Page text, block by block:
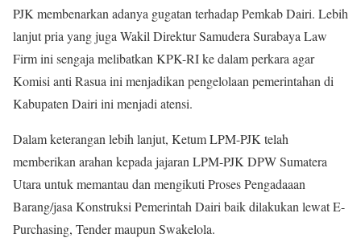
PJK membenarkan adanya gugatan terhadap Pemkab Dairi. Lebih
lanjut pria yang juga Wakil Direktur Samudera Surabaya Law
Firm ini sengaja melibatkan KPK-RI ke dalam perkara agar
Komisi anti Rasua ini menjadikan pengelolaan pemerintahan di
Kabupaten Dairi ini menjadi atensi.
Dalam keterangan lebih lanjut, Ketum LPM-PJK telah
memberikan arahan kepada jajaran LPM-PJK DPW Sumatera
Utara untuk memantau dan mengikuti Proses Pengadaaan
Barang/jasa Konstruksi Pemerintah Dairi baik dilakukan lewat E-
Purchasing, Tender maupun Swakelola.